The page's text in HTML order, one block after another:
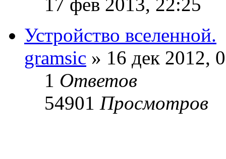
Устройство вселенной.
gramsic » 16 дек 2012,
1 Ответов
54901 Просмотров